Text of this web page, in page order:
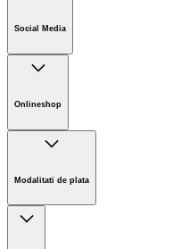
Sustenabilitate
Noutati
Social Media
Onlineshop
Informații magazin online
Retur
Modalitati de plata